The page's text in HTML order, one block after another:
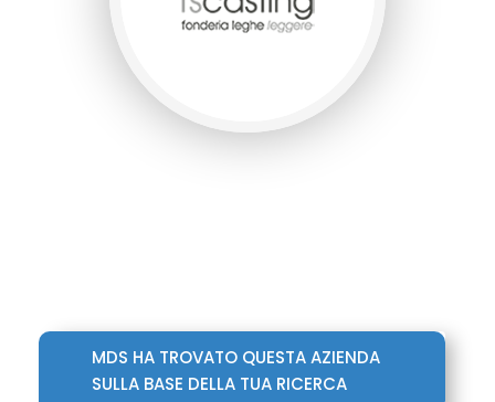
MDS HA TROVATO QUESTA AZIENDA
SULLA BASE DELLA TUA RICERCA